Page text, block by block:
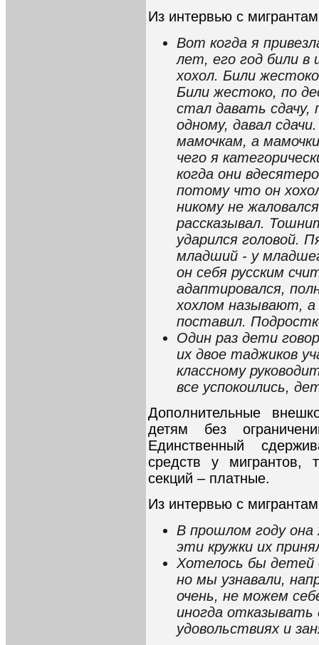
Из интервью с
Вот когда я
лет, его год били
хохол. Били
Били жестоко, по
стал давать сдачу,
одному, давал
мамочкам, а
чего я
когда они
потому что он
никому не
рассказывал.
ударился головой.
младший - у
он себя русским
адаптировался,
хохлом называют, а
поставил.
Один раз дети
их двое таджиков
классному
все успокоились,
Дополнительные
детям без
Единственный
средств у мигрантов,
секций – платные.
Из интервью с
В прошлом году
эти кружки их
Хотелось бы детей
но мы узнавали,
очень, не можем
иногда
удовольствиях и